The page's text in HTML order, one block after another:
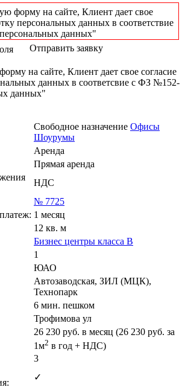
форму на сайте, Клиент дает свое
персональных данных в соответствие
данных"
Отправить заявку
на сайте, Клиент дает свое согласие
данных в соответсвие с ФЗ №152-
данных"
Свободное назначение Офисы
Шоурумы
Аренда
Прямая аренда
НДС
№ 7725
1 месяц
12 кв. м
Бизнес центры класса B
1
ЮАО
Автозаводская, ЗИЛ (МЦК),
Технопарк
6 мин. пешком
Трофимова ул
26 230 руб. в месяц (26 230 руб. за
1м2 в год + НДС)
3
✓